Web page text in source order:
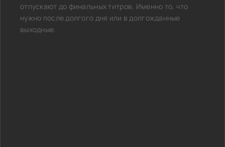
отпускают до финальных титров. Именно то, что
нужно после долгого дня или в долгожданные
выходные.